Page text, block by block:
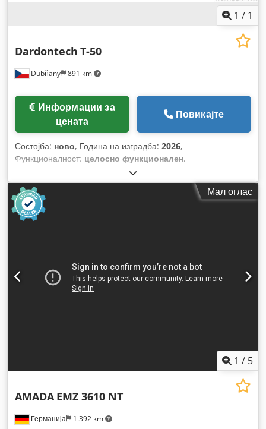
1 / 1
Dubňany 891 km
Dardontech T-50
цената
Повикајте
Состојба: ново, Година на изградба: 2026,
Функционалност: целосно функционален,
Мал оглас
1 / 5
Германија 1.392 km
AMADA EMZ 3610 NT